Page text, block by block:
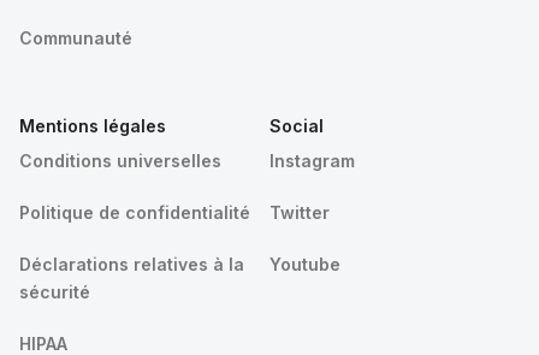
Communauté
Mentions légales
Conditions universelles
Politique de confidentialité
Déclarations relatives à la
sécurité
HIPAA
Social
Instagram
Twitter
Youtube